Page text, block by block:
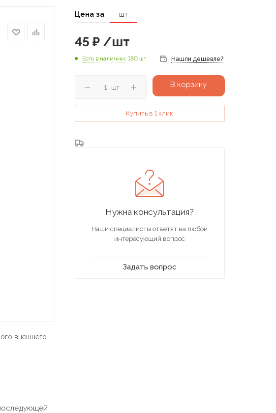
внешнего
Цена за шт
45 ₽/шт
Есть в наличии: 180 шт Нашли дешевле?
шт В корзину
Купить в 1 клик
Нужна консультация?
Наши специалисты ответят на любой
интересующий вопрос
Задать вопрос